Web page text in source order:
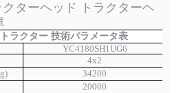
ターヘッド トラクターヘ
ラクター 技術パラメータ表
YC4180SH1UG6
4x2
34200
20000